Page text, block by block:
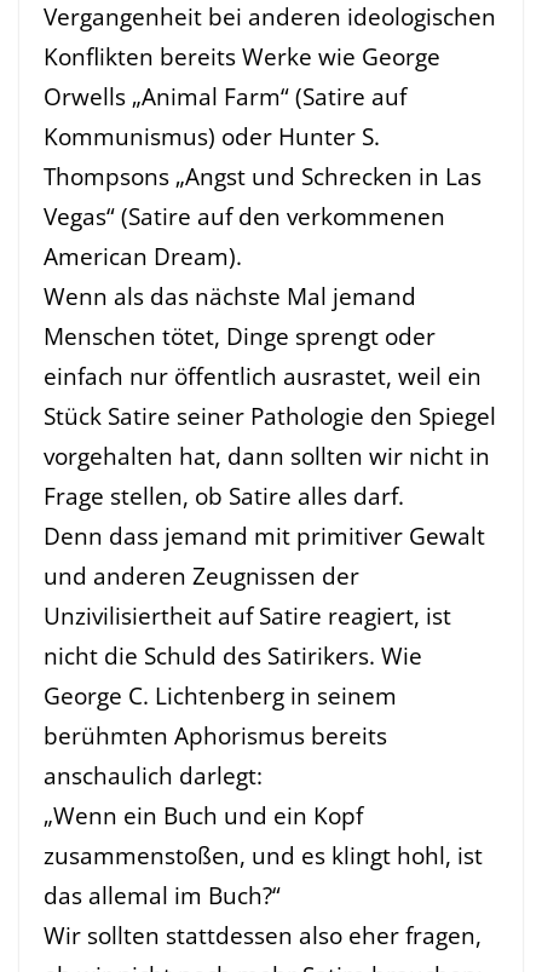
Vergangenheit bei anderen ideologischen
Konflikten bereits Werke wie George
Orwells „Animal Farm“ (Satire auf
Kommunismus) oder Hunter S.
Thompsons „Angst und Schrecken in Las
Vegas“ (Satire auf den verkommenen
American Dream).
Wenn als das nächste Mal jemand
Menschen tötet, Dinge sprengt oder
einfach nur öffentlich ausrastet, weil ein
Stück Satire seiner Pathologie den Spiegel
vorgehalten hat, dann sollten wir nicht in
Frage stellen, ob Satire alles darf.
Denn dass jemand mit primitiver Gewalt
und anderen Zeugnissen der
Unzivilisiertheit auf Satire reagiert, ist
nicht die Schuld des Satirikers. Wie
George C. Lichtenberg in seinem
berühmten Aphorismus bereits
anschaulich darlegt:
„Wenn ein Buch und ein Kopf
zusammenstoßen, und es klingt hohl, ist
das allemal im Buch?“
Wir sollten stattdessen also eher fragen,